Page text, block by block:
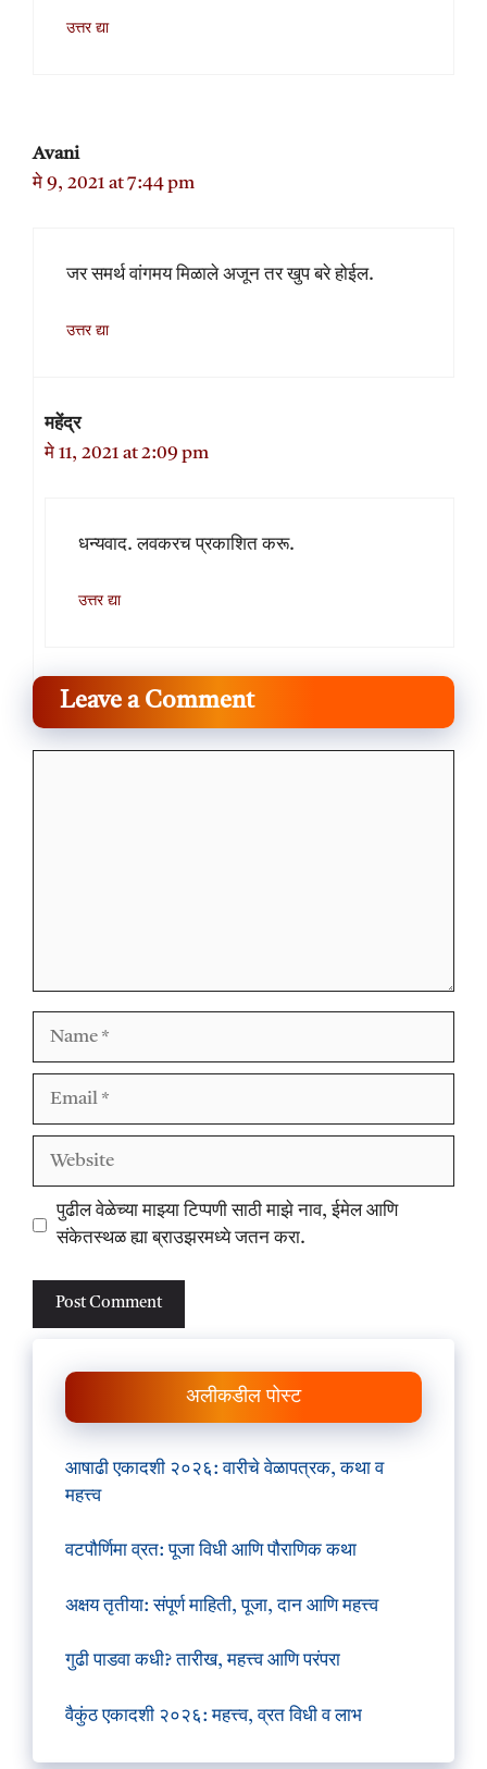
उत्तर द्या
Avani
मे 9, 2021 at 7:44 pm
जर समर्थ वांगमय मिळाले अजून तर खुप बरे होईल.
उत्तर द्या
महेंद्र
मे 11, 2021 at 2:09 pm
धन्यवाद. लवकरच प्रकाशित करू.
उत्तर द्या
Leave a Comment
पुढील वेळेच्या माझ्या टिप्पणी साठी माझे नाव, ईमेल आणि
संकेतस्थळ ह्या ब्राउझरमध्ये जतन करा.
अलीकडील पोस्ट
आषाढी एकादशी २०२६: वारीचे वेळापत्रक, कथा व
महत्त्व
वटपौर्णिमा व्रत: पूजा विधी आणि पौराणिक कथा
अक्षय तृतीया: संपूर्ण माहिती, पूजा, दान आणि महत्त्व
गुढी पाडवा कधी? तारीख, महत्त्व आणि परंपरा
वैकुंठ एकादशी २०२६: महत्त्व, व्रत विधी व लाभ